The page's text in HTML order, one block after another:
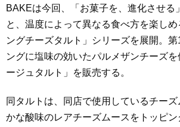
BAKEは今回、「お菓子を、進化させる
と、温度によって異なる食べ方を楽し
ングチーズタルト」シリーズを展開。
ングに塩味の効いたパルメザンチーズ
ージュタルト」を販売する。
同タルトは、同店で使用しているチー
かな酸味のレアチーズムースをトッピ